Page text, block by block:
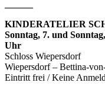
KINDERATELIER
Sonntag, 7. und
Uhr
Schloss Wiepersdorf
Wiepersdorf – Bettina-
Eintritt frei / Keine